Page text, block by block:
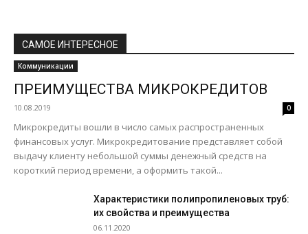
САМОЕ ИНТЕРЕСНОЕ
Коммуникации
ПРЕИМУЩЕСТВА МИКРОКРЕДИТОВ
10.08.2019 0
Микрокредиты вошли в число самых распространенных
финансовых услуг. Микрокредитование представляет собой
выдачу клиенту небольшой суммы денежный средств на
короткий период времени, а оформить такой...
Характеристики полипропиленовых труб:
их свойства и преимущества
06.11.2020